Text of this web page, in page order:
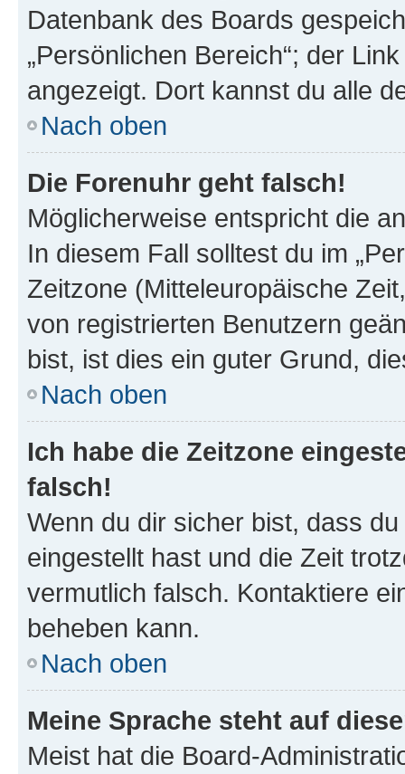
Datenbank des Boards
„Persönlichen Bereich“; der
angezeigt. Dort kannst du alle
Nach oben
Die Forenuhr geht falsch!
Möglicherweise entspricht die
In diesem Fall solltest du im
Zeitzone (Mitteleuropäische
von registrierten Benutzern
bist, ist dies ein guter Grund,
Nach oben
Ich habe die Zeitzone
falsch!
Wenn du dir sicher bist, dass
eingestellt hast und die Zeit
vermutlich falsch. Kontaktiere
beheben kann.
Nach oben
Meine Sprache steht auf
Meist hat die Board-